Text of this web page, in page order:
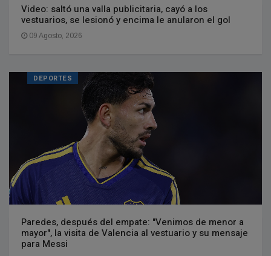
Video: saltó una valla publicitaria, cayó a los
vestuarios, se lesionó y encima le anularon el gol
09 Agosto, 2026
DEPORTES
Paredes, después del empate: "Venimos de menor a
mayor", la visita de Valencia al vestuario y su mensaje
para Messi